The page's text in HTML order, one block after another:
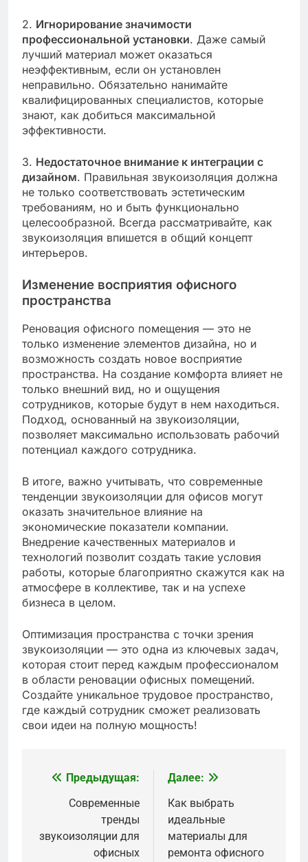
2. Игнорирование значимости
профессиональной установки. Даже самый
лучший материал может оказаться
неэффективным, если он установлен
неправильно. Обязательно нанимайте
квалифицированных специалистов, которые
знают, как добиться максимальной
эффективности.
3. Недостаточное внимание к интеграции с
дизайном. Правильная звукоизоляция должна
не только соответствовать эстетическим
требованиям, но и быть функционально
целесообразной. Всегда рассматривайте, как
звукоизоляция впишется в общий концепт
интерьеров.
Изменение восприятия офисного
пространства
Реновация офисного помещения — это не
только изменение элементов дизайна, но и
возможность создать новое восприятие
пространства. На создание комфорта влияет не
только внешний вид, но и ощущения
сотрудников, которые будут в нем находиться.
Подход, основанный на звукоизоляции,
позволяет максимально использовать рабочий
потенциал каждого сотрудника.
В итоге, важно учитывать, что современные
тенденции звукоизоляции для офисов могут
оказать значительное влияние на
экономические показатели компании.
Внедрение качественных материалов и
технологий позволит создать такие условия
работы, которые благоприятно скажутся как на
атмосфере в коллективе, так и на успехе
бизнеса в целом.
Оптимизация пространства с точки зрения
звукоизоляции — это одна из ключевых задач,
которая стоит перед каждым профессионалом
в области реновации офисных помещений.
Создайте уникальное трудовое пространство,
где каждый сотрудник сможет реализовать
свои идеи на полную мощность!
Навигация
записям
Предыдущая:
Современные
тренды
звукоизоляции для
офисных
Далее:
Как выбрать
идеальные
материалы для
ремонта офисного